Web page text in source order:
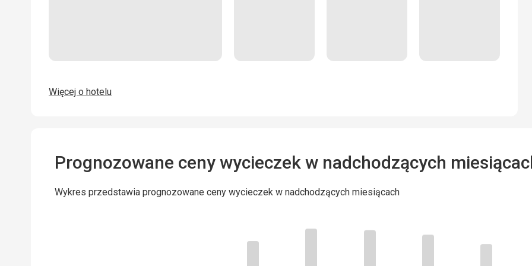
Więcej o hotelu
Prognozowane ceny wycieczek w nadchodzących
Wykres przedstawia prognozowane ceny wycieczek w nadchodzących miesiącach